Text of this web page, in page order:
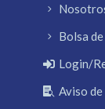
Bolsa
Login/
Aviso